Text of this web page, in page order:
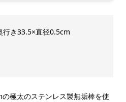
行き33.5×直径0.5cm
極太のステンレス製無垢棒を使